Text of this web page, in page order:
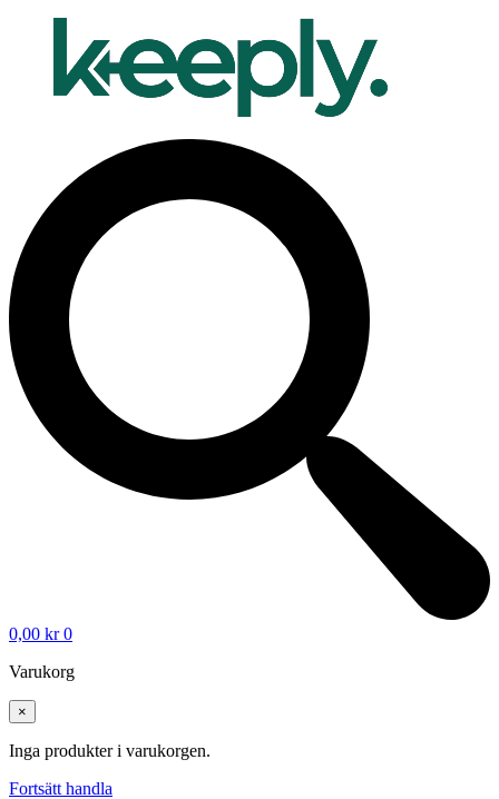
0,00 kr 0
Varukorg
×
Inga produkter i varukorgen.
Fortsätt handla